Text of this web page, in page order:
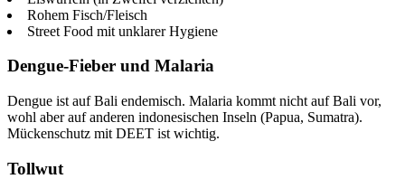
Rohem Fisch/Fleisch
Street Food mit unklarer Hygiene
Dengue-Fieber und Malaria
Dengue ist auf Bali endemisch. Malaria kommt nicht auf Bali vor,
wohl aber auf anderen indonesischen Inseln (Papua, Sumatra).
Mückenschutz mit DEET ist wichtig.
Tollwut